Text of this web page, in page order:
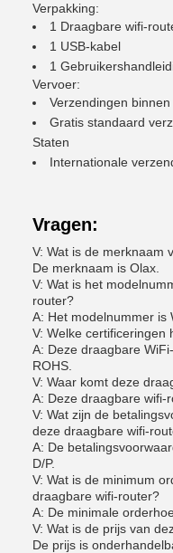
Verpakking:
1 Draagbare wifi-
1 USB-kabel
1
Vervoer:
Verzendingen
Gratis standaard
Staten
Internationale
Vragen:
V: Wat is de merknaam
De merknaam is Olax.
V: Wat is het
router?
A: Het modelnummer is
V: Welke certificeringen
A: Deze draagbare
ROHS.
V: Waar komt deze
A: Deze draagbare wifi-
V: Wat zijn de
deze draagbare wifi-
A: De
D/P.
V: Wat is de minimum
draagbare wifi-router?
A: De minimale
V: Wat is de prijs van
De prijs is